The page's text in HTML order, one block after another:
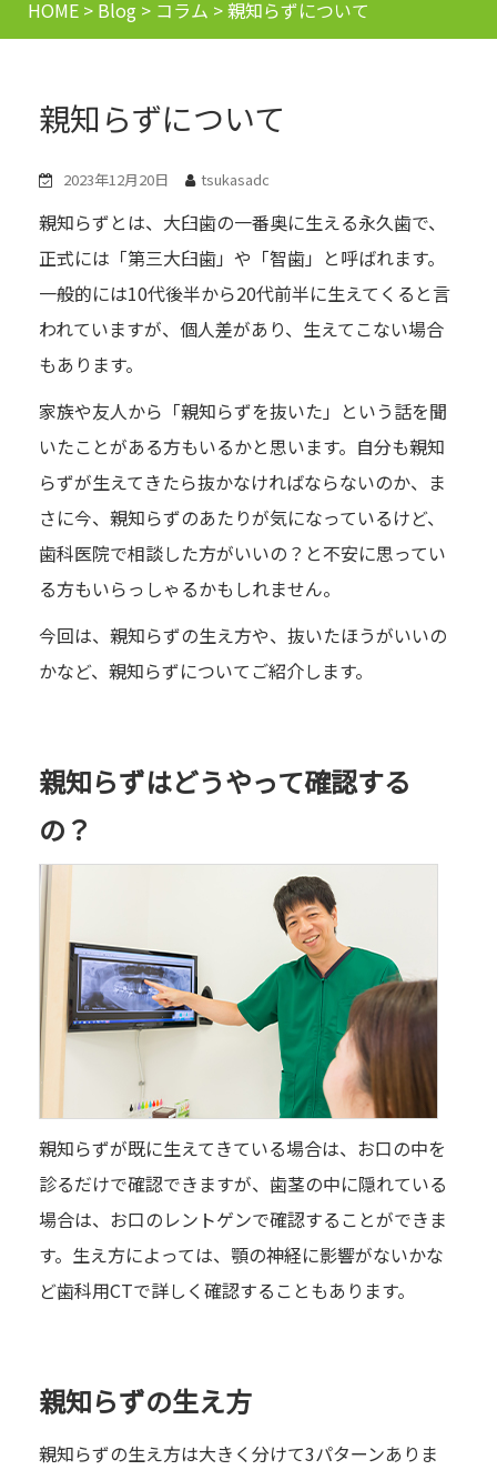
HOME > Blog > コラム >親知らずについて
親知らずについて
2023年12月20日 tsukasadc
親知らずとは、大臼歯の一番奥に生える永久歯で、
正式には「第三大臼歯」や「智歯」と呼ばれます。
一般的には10代後半から20代前半に生えてくると言
われていますが、個人差があり、生えてこない場合
もあります。
家族や友人から「親知らずを抜いた」という話を聞
いたことがある方もいるかと思います。自分も親知
らずが生えてきたら抜かなければならないのか、ま
さに今、親知らずのあたりが気になっているけど、
歯科医院で相談した方がいいの？と不安に思ってい
る方もいらっしゃるかもしれません。
今回は、親知らずの生え方や、抜いたほうがいいの
かなど、親知らずについてご紹介します。
親知らずはどうやって確認する
の？
親知らずが既に生えてきている場合は、お口の中を
診るだけで確認できますが、歯茎の中に隠れている
場合は、お口のレントゲンで確認することができま
す。生え方によっては、顎の神経に影響がないかな
ど歯科用CTで詳しく確認することもあります。
親知らずの生え方
親知らずの生え方は大きく分けて3パターンありま